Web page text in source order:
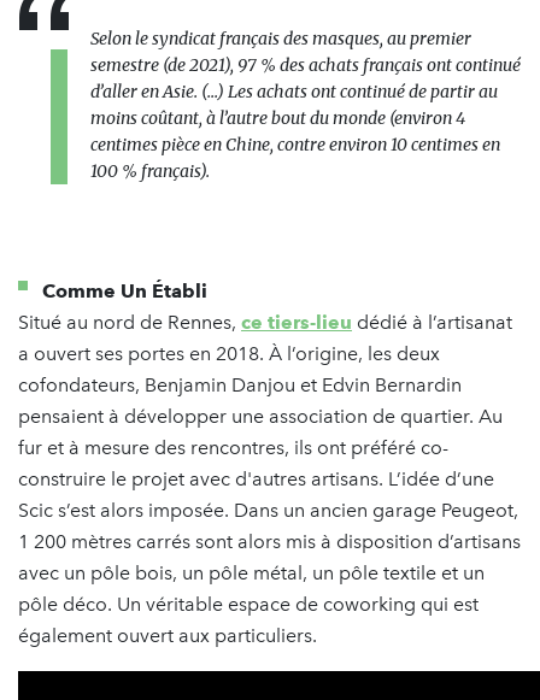
Selon le syndicat français des masques, au premier
semestre (de 2021), 97 % des achats français ont continué
d’aller en Asie. (...) Les achats ont continué de partir au
moins coûtant, à l’autre bout du monde (environ 4
centimes pièce en Chine, contre environ 10 centimes en
100 % français).
Comme Un Établi
Situé au nord de Rennes, ce tiers-lieu dédié à l’artisanat
a ouvert ses portes en 2018. À l’origine, les deux
cofondateurs, Benjamin Danjou et Edvin Bernardin
pensaient à développer une association de quartier. Au
fur et à mesure des rencontres, ils ont préféré co-
construire le projet avec d'autres artisans. L’idée d’une
Scic s’est alors imposée. Dans un ancien garage Peugeot,
1 200 mètres carrés sont alors mis à disposition d’artisans
avec un pôle bois, un pôle métal, un pôle textile et un
pôle déco. Un véritable espace de coworking qui est
également ouvert aux particuliers.